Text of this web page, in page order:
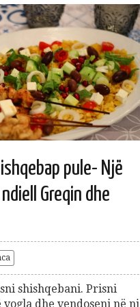
pule- Një
Greqin dhe
shishqebani. Prisni
vogla dhe vendoseni në